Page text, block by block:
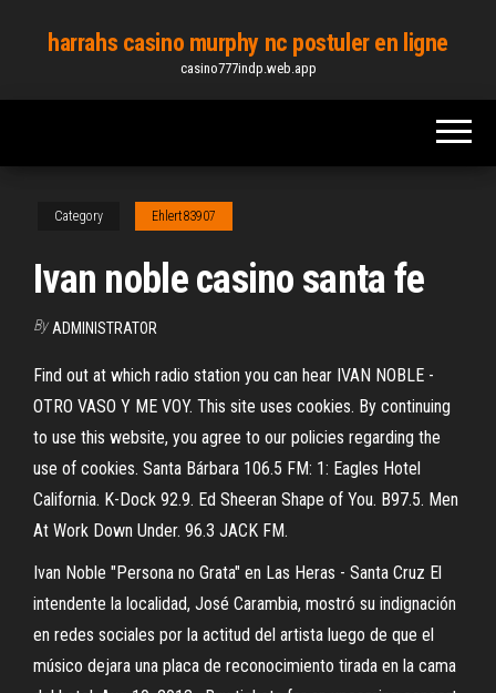
content
harrahs casino murphy nc postuler en ligne
casino777indp.web.app
Category Ehlert83907
Ivan noble casino santa fe
By ADMINISTRATOR
Find out at which radio station you can hear IVAN NOBLE -
OTRO VASO Y ME VOY. This site uses cookies. By continuing
to use this website, you agree to our policies regarding the
use of cookies. Santa Bárbara 106.5 FM: 1: Eagles Hotel
California. K-Dock 92.9. Ed Sheeran Shape of You. B97.5. Men
At Work Down Under. 96.3 JACK FM.
Ivan Noble "Persona no Grata" en Las Heras - Santa Cruz El
intendente la localidad, José Carambia, mostró su indignación
en redes sociales por la actitud del artista luego de que el
músico dejara una placa de reconocimiento tirada en la cama